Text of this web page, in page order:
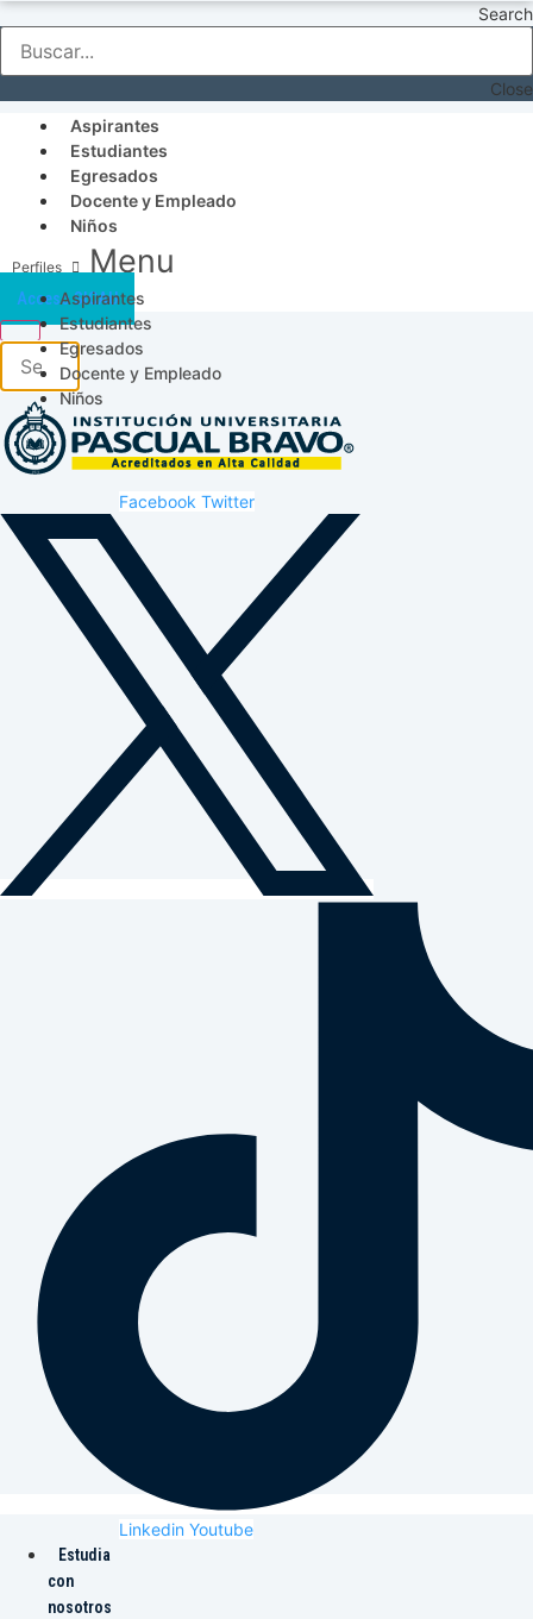
Search
Close
Aspirantes
Estudiantes
Egresados
Docente y Empleado
Niños
Menu
Aspirantes
Estudiantes
Egresados
Docente y Empleado
Niños
Acceso SICAU
Facebook Twitter
Linkedin Youtube
Estudia
con
nosotros